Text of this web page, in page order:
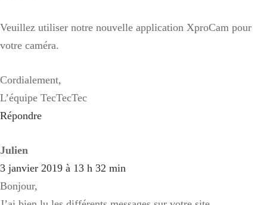
Veuillez utiliser notre nouvelle application XproCam pour
votre caméra.
Cordialement,
L’équipe TecTecTec
Répondre
Julien
3 janvier 2019 à 13 h 32 min
Bonjour,